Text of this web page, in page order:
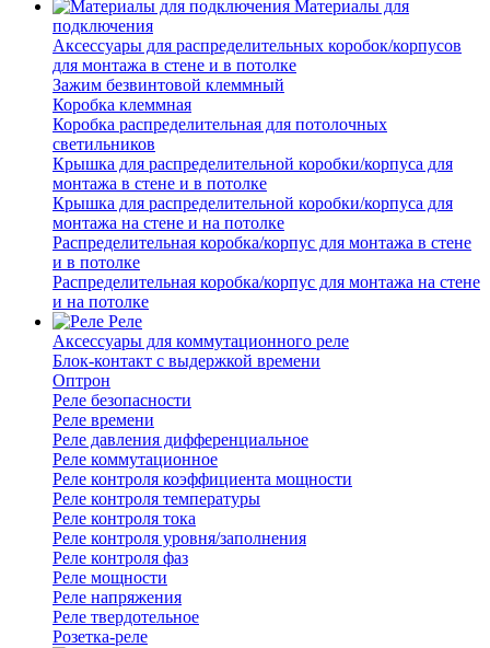
Материалы для
подключения
Аксессуары для распределительных коробок/корпусов
для монтажа в стене и в потолке
Зажим безвинтовой клеммный
Коробка клеммная
Коробка распределительная для потолочных
светильников
Крышка для распределительной коробки/корпуса для
монтажа в стене и в потолке
Крышка для распределительной коробки/корпуса для
монтажа на стене и на потолке
Распределительная коробка/корпус для монтажа в стене
и в потолке
Распределительная коробка/корпус для монтажа на стене
и на потолке
Реле
Аксессуары для коммутационного реле
Блок-контакт с выдержкой времени
Оптрон
Реле безопасности
Реле времени
Реле давления дифференциальное
Реле коммутационное
Реле контроля коэффициента мощности
Реле контроля температуры
Реле контроля тока
Реле контроля уровня/заполнения
Реле контроля фаз
Реле мощности
Реле напряжения
Реле твердотельное
Розетка-реле